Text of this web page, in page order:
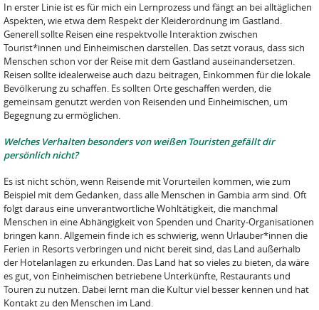
In erster Linie ist es für mich ein Lernprozess und fängt an bei alltäglichen
Aspekten, wie etwa dem Respekt der Kleiderordnung im Gastland.
Generell sollte Reisen eine respektvolle Interaktion zwischen
Tourist*innen und Einheimischen darstellen. Das setzt voraus, dass sich
Menschen schon vor der Reise mit dem Gastland auseinandersetzen.
Reisen sollte idealerweise auch dazu beitragen, Einkommen für die lokale
Bevölkerung zu schaffen. Es sollten Orte geschaffen werden, die
gemeinsam genutzt werden von Reisenden und Einheimischen, um
Begegnung zu ermöglichen.
Welches Verhalten besonders von weißen Touristen gefällt dir
persönlich nicht?
Es ist nicht schön, wenn Reisende mit Vorurteilen kommen, wie zum
Beispiel mit dem Gedanken, dass alle Menschen in Gambia arm sind. Oft
folgt daraus eine unverantwortliche Wohltätigkeit, die manchmal
Menschen in eine Abhängigkeit von Spenden und Charity-Organisationen
bringen kann. Allgemein finde ich es schwierig, wenn Urlauber*innen die
Ferien in Resorts verbringen und nicht bereit sind, das Land außerhalb
der Hotelanlagen zu erkunden. Das Land hat so vieles zu bieten, da wäre
es gut, von Einheimischen betriebene Unterkünfte, Restaurants und
Touren zu nutzen. Dabei lernt man die Kultur viel besser kennen und hat
Kontakt zu den Menschen im Land.